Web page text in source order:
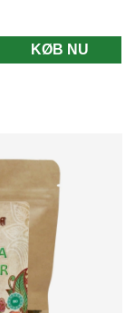
KØB NU